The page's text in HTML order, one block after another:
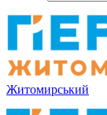
Житомирський